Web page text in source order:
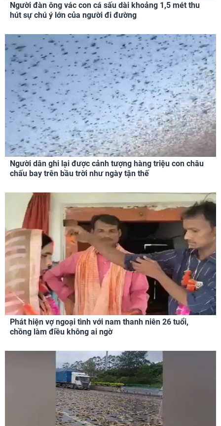
Người đàn ông vác con cá sấu dài khoảng 1,5 mét thu
hút sự chú ý lớn của người đi đường
Người dân ghi lại được cảnh tượng hàng triệu con châu
chấu bay trên bầu trời như ngày tận thế
Phát hiện vợ ngoại tình với nam thanh niên 26 tuổi,
chồng làm điều không ai ngờ